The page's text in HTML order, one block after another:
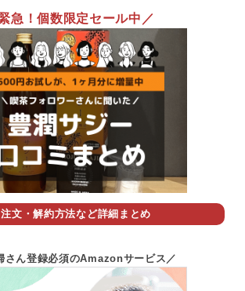
急！個数限定セール中／
文・解約方法など詳細まとめ
さん登録必須のAmazonサービス／